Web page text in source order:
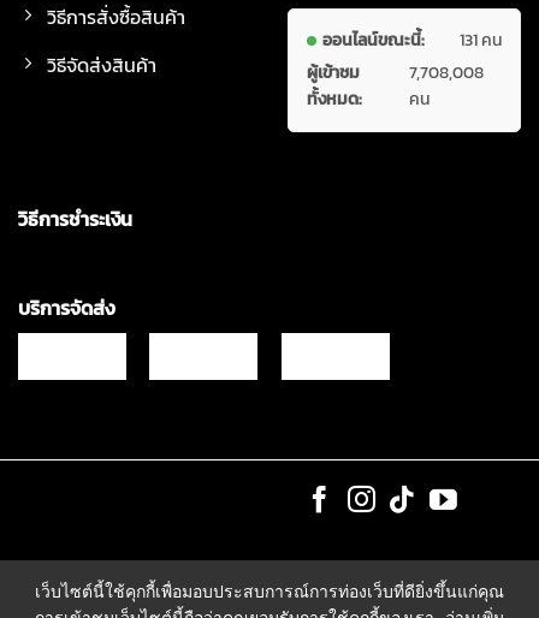
วิธีการสั่งซื้อสินค้า
วิธีจัดส่งสินค้า
ออนไลน์ขณะนี้:
131 คน
ผู้เข้าชม
ทั้งหมด:
7,708,008
คน
วิธีการชำระเงิน
บริการจัดส่ง
เว็บไซต์นี้ใช้คุกกี้เพื่อมอบประสบการณ์การท่องเว็บที่ดียิ่งขึ้นแก่คุณ